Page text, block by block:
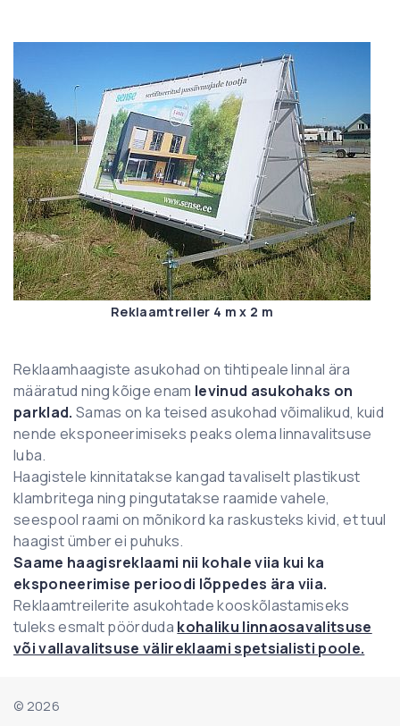
Reklaamtreiler 4 m x 2 m
Reklaamhaagiste asukohad on tihtipeale linnal ära
määratud ning kõige enam levinud asukohaks on
parklad. Samas on ka teised asukohad võimalikud, kuid
nende eksponeerimiseks peaks olema linnavalitsuse
luba.
Haagistele kinnitatakse kangad tavaliselt plastikust
klambritega ning pingutatakse raamide vahele,
seespool raami on mõnikord ka raskusteks kivid, et tuul
haagist ümber ei puhuks.
Saame haagisreklaami nii kohale viia kui ka
eksponeerimise perioodi lõppedes ära viia.
Reklaamtreilerite asukohtade kooskõlastamiseks
tuleks esmalt pöörduda kohaliku linnaosavalitsuse
või vallavalitsuse välireklaami spetsialisti poole.
© 2026